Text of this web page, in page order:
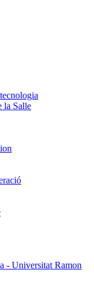
la Salle
- Universitat Ramon